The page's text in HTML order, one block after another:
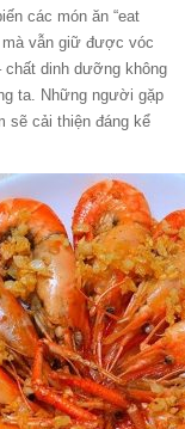
các món ăn “eat
mà vẫn giữ được vóc
chất dinh dưỡng không
ta. Những người gặp
sẽ cải thiện đáng kể